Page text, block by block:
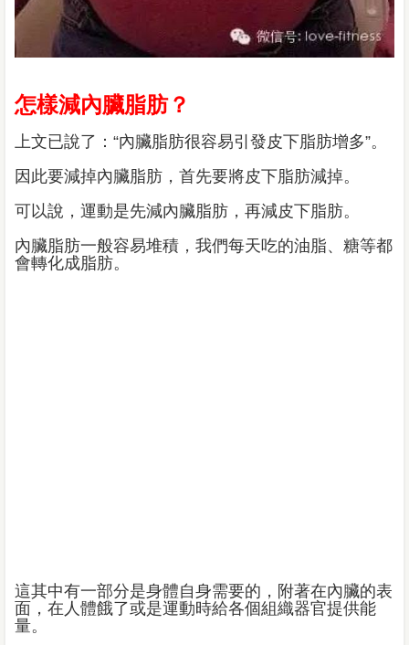
怎樣減內臟脂肪？
上文已說了：“內臟脂肪很容易引發皮下脂肪增多”。
因此要減掉內臟脂肪，首先要將皮下脂肪減掉。
可以說，運動是先減內臟脂肪，再減皮下脂肪。
內臟脂肪一般容易堆積，我們每天吃的油脂、糖等都
會轉化成脂肪。
這其中有一部分是身體自身需要的，附著在內臟的表
面，在人體餓了或是運動時給各個組織器官提供能
量。